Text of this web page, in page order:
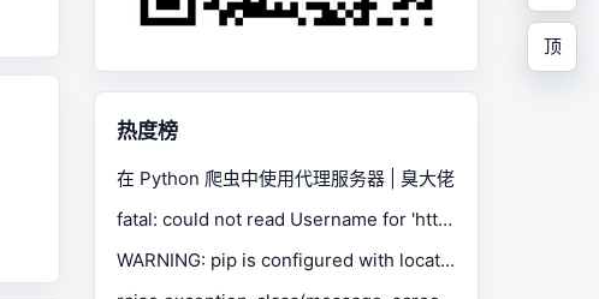
热度榜
在 Python 爬虫中使用代理服务器 | 臭大佬
fatal: could not read Username for 'https://gitee.com': No such device or address
WARNING: pip is configured with locations that require TLS/SSL, however the ssl module in Python is not available.
顶